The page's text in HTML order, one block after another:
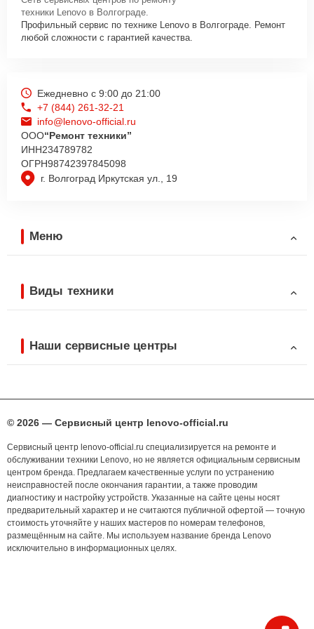
техники Lenovo в Волгограде.
Профильный сервис по технике Lenovo в Волгограде. Ремонт
любой сложности с гарантией качества.
г. Волгоград Иркутская ул., 19
Ежедневно с 9:00 до 21:00
+7 (844) 261-32-21
info@lenovo-official.ru
ООО“Ремонт техники”
ИНН234789782
ОГРН98742397845098
Меню
Виды техники
Наши сервисные центры
© 2026 — Сервисный центр lenovo-official.ru
Сервисный центр lenovo-official.ru специализируется на ремонте и
обслуживании техники Lenovo, но не является официальным сервисным
центром бренда. Предлагаем качественные услуги по устранению
неисправностей после окончания гарантии, а также проводим
диагностику и настройку устройств. Указанные на сайте цены носят
предварительный характер и не считаются публичной офертой — точную
стоимость уточняйте у наших мастеров по номерам телефонов,
размещённым на сайте. Мы используем название бренда Lenovo
исключительно в информационных целях.